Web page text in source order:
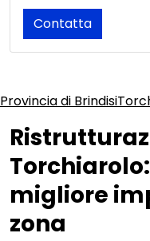
Contatta
Provincia di Brindisi
migliore
zona